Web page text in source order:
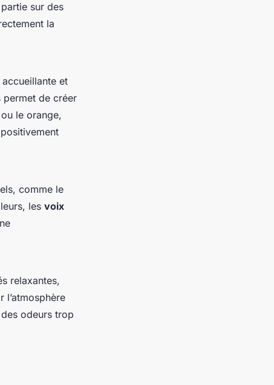
sur des
la
et
permet de créer
le orange,
comme le
les voix
relaxantes,
l’atmosphère
odeurs trop